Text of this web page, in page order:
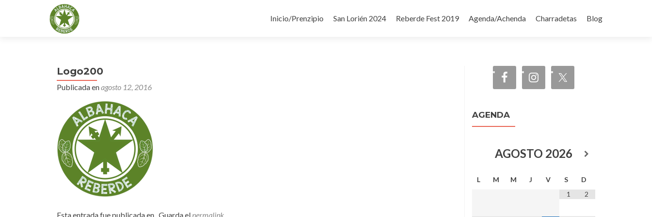
al
Inicio/Prenzipio San Lorién 2024 Reberde Fest 2019 Agenda/Achenda Charradetas Blog
Logo200
Publicada enagosto 12, 2016
Esta entrada fue publicada en . Guarda el permalink
AGENDA
AGOSTO 2026
L M M J V S
D
1
2